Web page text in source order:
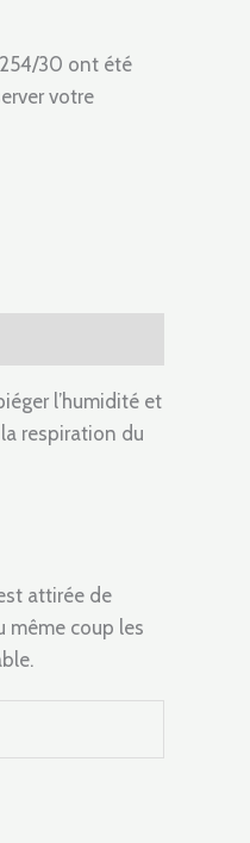
30 ont été
votre
l’humidité et
respiration du
attirée de
même coup les